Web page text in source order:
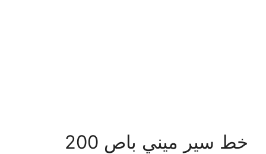
خط سير ميني باص 200